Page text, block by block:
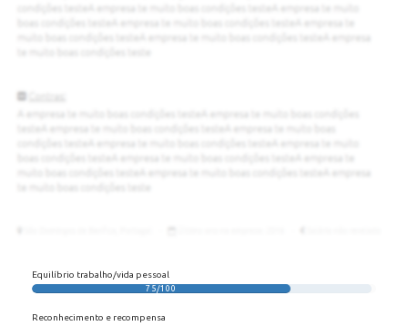
Equilíbrio trabalho/vida pessoal
75/100
Reconhecimento e recompensa